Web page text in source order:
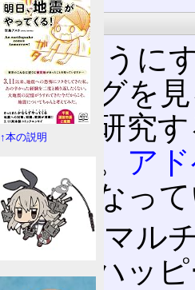
目的
このように
ディングを
し方を研究
になる。 ア
り前となっ
なお、マル
相手のハッ
↑本の説明